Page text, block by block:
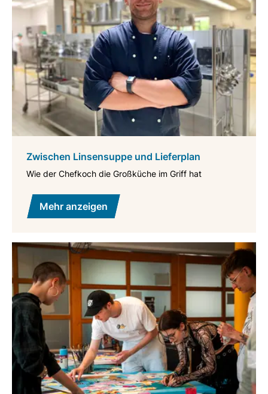
Zwischen Linsensuppe und Lieferplan
Wie der Chefkoch die Großküche im Griff hat
Mehr anzeigen